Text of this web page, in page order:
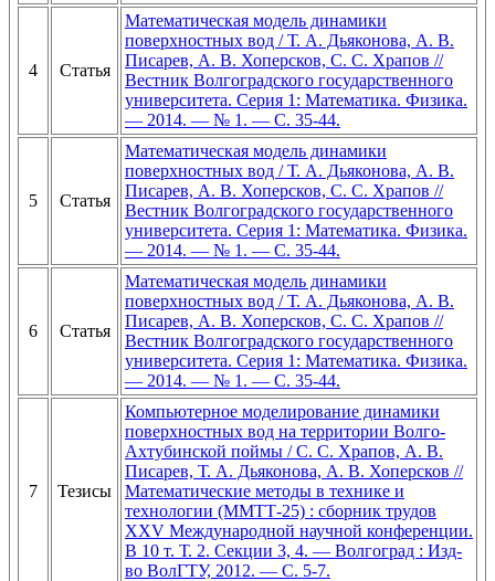
4 Статья
Математическая модель динамики
поверхностных вод / Т. А. Дьяконова, А. В.
Писарев, А. В. Хоперсков, С. С. Храпов //
Вестник Волгоградского государственного
университета. Серия 1: Математика. Физика.
— 2014. — № 1. — С. 35-44.
5 Статья
Математическая модель динамики
поверхностных вод / Т. А. Дьяконова, А. В.
Писарев, А. В. Хоперсков, С. С. Храпов //
Вестник Волгоградского государственного
университета. Серия 1: Математика. Физика.
— 2014. — № 1. — С. 35-44.
6 Статья
Математическая модель динамики
поверхностных вод / Т. А. Дьяконова, А. В.
Писарев, А. В. Хоперсков, С. С. Храпов //
Вестник Волгоградского государственного
университета. Серия 1: Математика. Физика.
— 2014. — № 1. — С. 35-44.
7 Тезисы
Компьютерное моделирование динамики
поверхностных вод на территории Волго-
Ахтубинской поймы / С. С. Храпов, А. В.
Писарев, Т. А. Дьяконова, А. В. Хоперсков //
Математические методы в технике и
технологии (ММТТ-25) : сборник трудов
XXV Международной научной конференции.
В 10 т. Т. 2. Секции 3, 4. — Волгоград : Изд-
во ВолГТУ, 2012. — С. 5-7.